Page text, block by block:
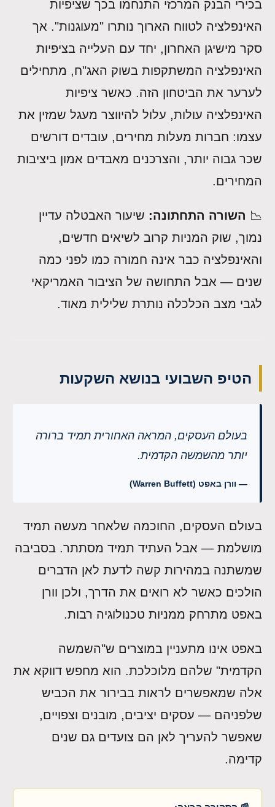
בכירי הבנק המרכזי התנחמו בכך שציפיות
האינפלציה לטווח הארוך נותרו "מעוגנות". אך
סקר מישיגן האחרון, יחד עם העלייה בציפיות
האינפלציה המשתקפות בשוק האג"ח, מתחילים
לערער את הביטחון הזה. כאשר ציפיות
האינפלציה עולות, עלול להיווצר מעגל שמזין את
עצמו: חברות מעלות מחירים, עובדים דורשים
שכר גבוה יותר, והצרכנים מאבדים אמון ביציבות
המחירים.
📉 השורה התחתונה: שיעור האבטלה עדיין
נמוך, שוק המניות קרוב לשיאים חדשים,
והאינפלציה כבר אינה חמורה כמו לפני כמה
שנים — אבל התחושה של הציבור האמריקאי
לגבי מצב הכלכלה נותרת שלילית מאוד.
הטיפ השבועי בנושא השקעות
בעולם העסקים, המראה האחורית תמיד ברורה
יותר מהשמשה הקדמית.
— וורן באפט (Warren Buffett)
בעולם העסקים, החוכמה שלאחר מעשה תמיד
מושלמת — אבל העתיד תמיד מסתתר. בסביבה
שמשתנה במהירות קשה לדעת לאן הדברים
הולכים כאשר לא רואים את הדרך, ולכן וורן
באפט מתרחק ממניות טכנולוגיה רבות.
באפט אינו מתעניין במוצרים ש"השמשה
הקדמית" שלהם מלוכלכת. הוא מחפש דווקא את
אלה שמאפשרים לראות בבירור את הכביש
שלפניהם — עסקים יציבים, מובנים וצפויים,
שאפשר להעריך לאן הם צועדים גם שנים
קדימה.